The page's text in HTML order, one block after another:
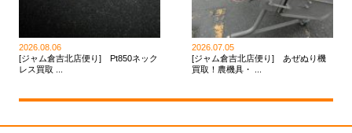
2026.08.06
[ジャム倉吉北店便り] Pt850ネック
レス買取 ...
2026.07.05
[ジャム倉吉北店便り] あぜぬり機
買取！農機具・ ...